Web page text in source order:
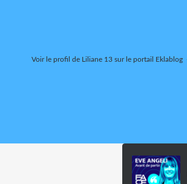
Voir le profil de Liliane 13 sur le portail Eklablog